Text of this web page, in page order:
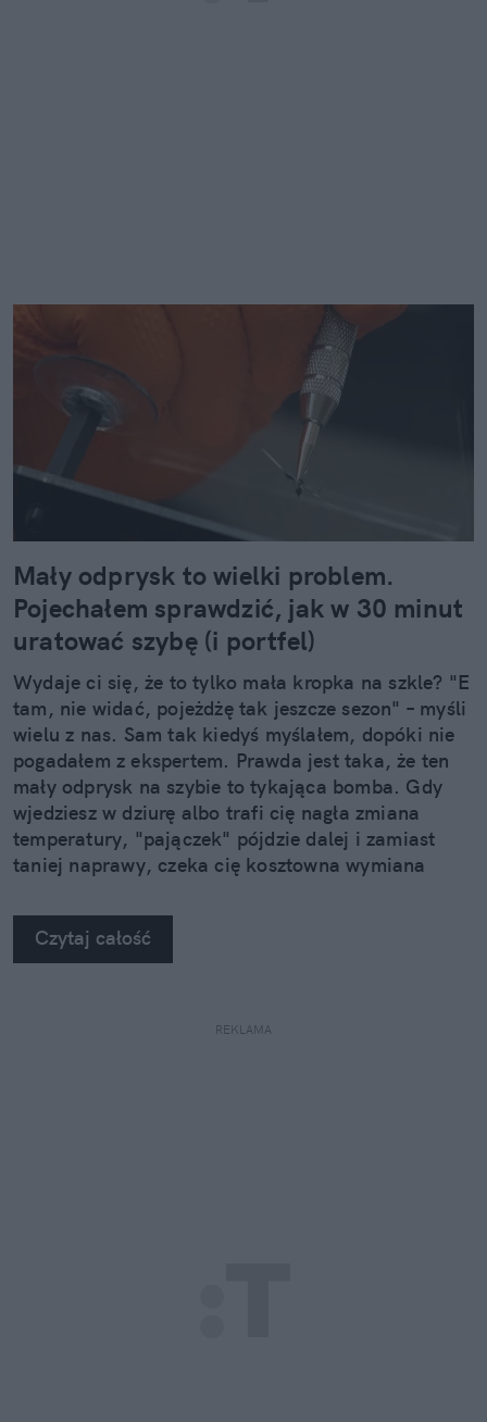
Mały odprysk to wielki problem.
Pojechałem sprawdzić, jak w 30 minut
uratować szybę (i portfel)
Wydaje ci się, że to tylko mała kropka na szkle? "E
tam, nie widać, pojeżdżę tak jeszcze sezon" – myśli
wielu z nas. Sam tak kiedyś myślałem, dopóki nie
pogadałem z ekspertem. Prawda jest taka, że ten
mały odprysk na szybie to tykająca bomba. Gdy
wjedziesz w dziurę albo trafi cię nagła zmiana
temperatury, "pajączek" pójdzie dalej i zamiast
taniej naprawy, czeka cię kosztowna wymiana
na własne oczy zobaczyć, jak profesjonaliści radzą
sobie z takimi uszkodzeniami.
Czytaj całość
REKLAMA